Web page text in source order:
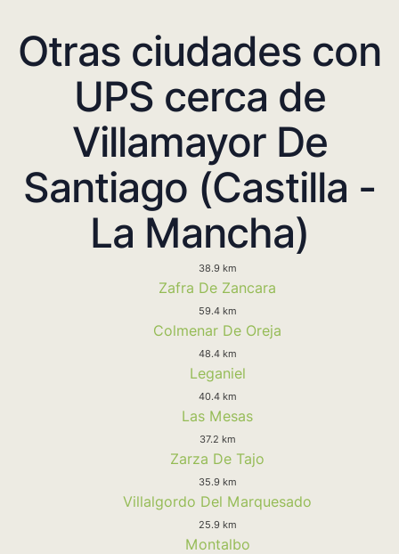
Otras ciudades con
UPS cerca de
Villamayor De
Santiago (Castilla -
La Mancha)
38.9 km
Zafra De Zancara
59.4 km
Colmenar De Oreja
48.4 km
Leganiel
40.4 km
Las Mesas
37.2 km
Zarza De Tajo
35.9 km
Villalgordo Del Marquesado
25.9 km
Montalbo